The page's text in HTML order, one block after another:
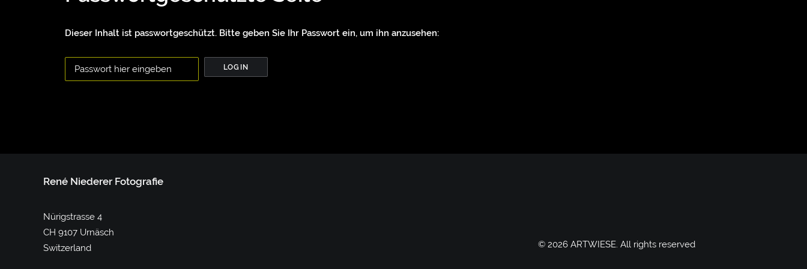
Dieser Inhalt ist passwortgeschützt. Bitte geben Sie Ihr Passwort ein, um ihn anzusehen:
René Niederer Fotografie
Nürigstrasse 4
CH 9107 Urnäsch
Switzerland
© 2026 ARTWIESE. All rights reserved